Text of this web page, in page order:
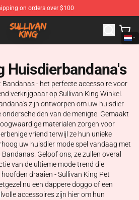
on orders over $100
- Official Sullivan King Merchandise
Huisdierbandana's
Bandanas - het perfecte accessoire voor
verkrijgbaar op Sullivan King Winkel.
zijn ontworpen om uw huisdier
van de menigte. Gemaakt
materialen zorgen voor
vriend terwijl ze hun unieke
uw huisdier mode spel vandaag met
Geloof ons, ze zullen overal
van de ultieme mode trend die
draaien - Sullivan King Pet
nu een dappere doggo of een
accessoires zijn hier om hun